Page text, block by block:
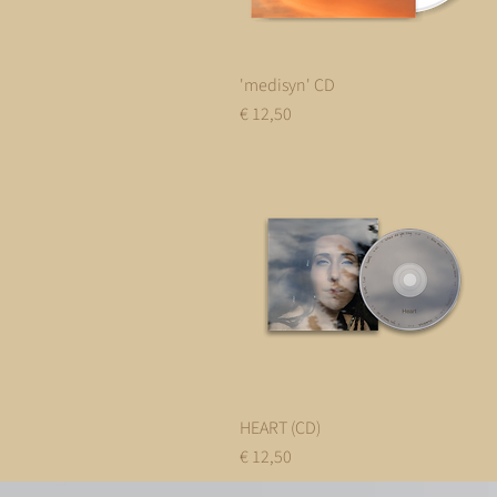
Snel overzicht
'medisyn' CD
Prijs
€ 12,50
HEART (CD)
Prijs
€ 12,50